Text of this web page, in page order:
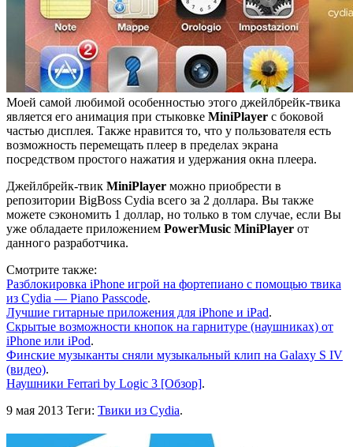
Моей самой любимой особенностью этого джейлбрейк-твика
является его анимация при стыковке MiniPlayer с боковой
частью дисплея. Также нравится то, что у пользователя есть
возможность перемещать плеер в пределах экрана
посредством простого нажатия и удержания окна плеера.
Джейлбрейк-твик MiniPlayer можно приобрести в
репозитории BigBoss Cydia всего за 2 доллара. Вы также
можете сэкономить 1 доллар, но только в том случае, если Вы
уже обладаете приложением PowerMusic MiniPlayer от
данного разработчика.
Смотрите также:
Разблокировка iPhone игрой на фортепиано с помощью твика
из Cydia — Piano Passcode.
Лучшие гитарные приложения для iPhone и iPad.
Скрытые возможности кнопок на гарнитуре (наушниках) от
iPhone или iPod.
Финские музыканты сняли музыкальный клип на Galaxy S IV
(видео).
Наушники Ferrari by Logic 3 [Обзор].
9 мая 2013 Теги: Твики из Cydia.